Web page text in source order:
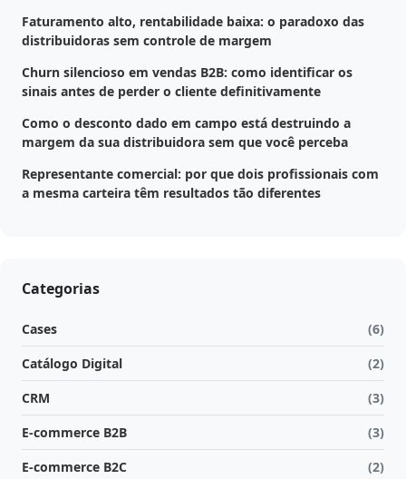
Faturamento alto, rentabilidade baixa: o paradoxo das
distribuidoras sem controle de margem
Churn silencioso em vendas B2B: como identificar os
sinais antes de perder o cliente definitivamente
Como o desconto dado em campo está destruindo a
margem da sua distribuidora sem que você perceba
Representante comercial: por que dois profissionais com
a mesma carteira têm resultados tão diferentes
Categorias
Cases
(6)
Catálogo Digital
(2)
CRM
(3)
E-commerce B2B
(3)
E-commerce B2C
(2)